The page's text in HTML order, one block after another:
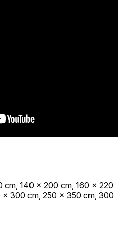
cm, 140 x 200 cm, 160 x 220
x 300 cm, 250 x 350 cm, 300